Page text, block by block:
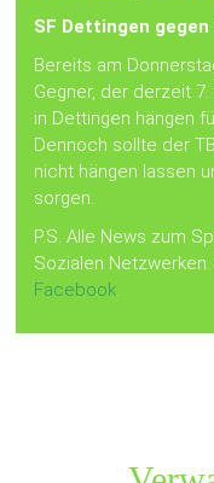
SF Dettingen
Bereits am
Gegner, der derzeit
in Dettingen hängen
Dennoch sollte der
nicht hängen lassen
sorgen.
P.S. Alle News zum
Sozialen
Facebook.